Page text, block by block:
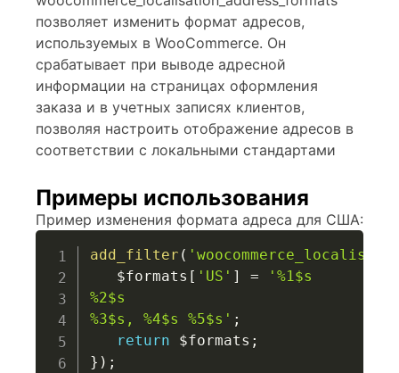
позволяет изменить формат адресов,
используемых в WooCommerce. Он
срабатывает при выводе адресной
информации на страницах оформления
заказа и в учетных записях клиентов,
позволяя настроить отображение адресов в
соответствии с локальными стандартами
Примеры использования
Пример изменения формата адреса для США:
add_filter (
$formats [ 'US' ] =
'%1$s
%2$s
%3$s, %4$s %5$s' ;
return
$formats ;
} ) ;